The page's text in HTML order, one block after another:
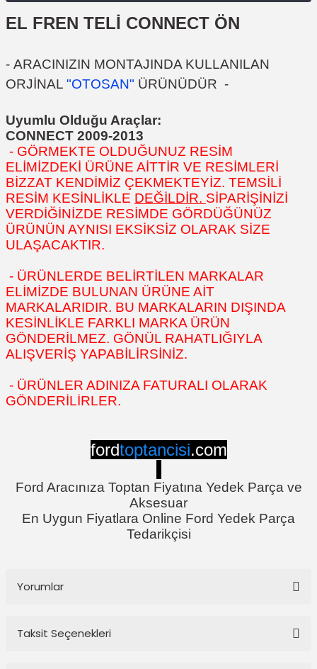
EL FREN TELİ CONNECT ÖN
- ARACINIZIN MONTAJINDA KULLANILAN
ORJİNAL "OTOSAN" ÜRÜNÜDÜR -
Uyumlu Olduğu Araçlar:
CONNECT 2009-2013
- GÖRMEKTE OLDUĞUNUZ RESİM
ELİMİZDEKİ ÜRÜNE AİTTİR VE RESİMLERİ
BİZZAT KENDİMİZ ÇEKMEKTEYİZ. TEMSİLİ
RESİM KESİNLİKLE DEĞİLDİR. SİPARİŞİNİZİ
VERDİĞİNİZDE RESİMDE GÖRDÜĞÜNÜZ
ÜRÜNÜN AYNISI EKSİKSİZ OLARAK SİZE
ULAŞACAKTIR.
- ÜRÜNLERDE BELİRTİLEN MARKALAR
ELİMİZDE BULUNAN ÜRÜNE AİT
MARKALARIDIR. BU MARKALARIN DIŞINDA
KESİNLİKLE FARKLI MARKA ÜRÜN
GÖNDERİLMEZ. GÖNÜL RAHATLIĞIYLA
ALIŞVERİŞ YAPABİLİRSİNİZ.
- ÜRÜNLER ADINIZA FATURALI OLARAK
GÖNDERİLİRLER.
fordtoptancisi.com
Ford Aracınıza Toptan Fiyatına Yedek Parça ve
Aksesuar
En Uygun Fiyatlara Online Ford Yedek Parça
Tedarikçisi
Yorumlar
Taksit Seçenekleri